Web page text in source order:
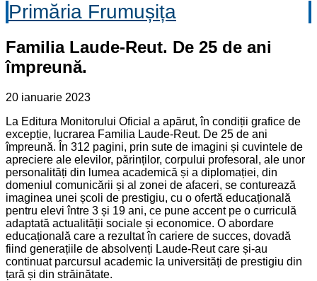
Primăria Frumușița
Familia Laude-Reut. De 25 de ani
împreună.
20 ianuarie 2023
La Editura Monitorului Oficial a apărut, în condiții grafice de
excepție, lucrarea Familia Laude-Reut. De 25 de ani
împreună. În 312 pagini, prin sute de imagini și cuvintele de
apreciere ale elevilor, părinților, corpului profesoral, ale unor
personalități din lumea academică și a diplomației, din
domeniul comunicării și al zonei de afaceri, se conturează
imaginea unei școli de prestigiu, cu o ofertă educațională
pentru elevi între 3 și 19 ani, ce pune accent pe o curriculă
adaptată actualității sociale și economice. O abordare
educațională care a rezultat în cariere de succes, dovadă
fiind generațiile de absolvenți Laude-Reut care și-au
continuat parcursul academic la universități de prestigiu din
țară și din străinătate.